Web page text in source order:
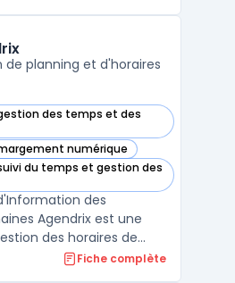
de communication
facil ...
de planning et d'horaires
des temps et des
cette catégorie
numérique
cette catégorie
du temps et gestion des
cette catégorie
des
Agendrix est une
des horaires de
d'employés. Cet
Fiche complète